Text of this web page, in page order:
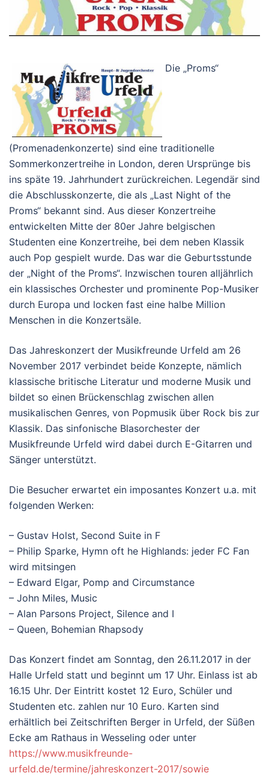
Die „Proms“
(Promenadenkonzerte) sind eine traditionelle
Sommerkonzertreihe in London, deren Ursprünge bis
ins späte 19. Jahrhundert zurückreichen. Legendär sind
die Abschlusskonzerte, die als „Last Night of the
Proms“ bekannt sind. Aus dieser Konzertreihe
entwickelten Mitte der 80er Jahre belgischen
Studenten eine Konzertreihe, bei dem neben Klassik
auch Pop gespielt wurde. Das war die Geburtsstunde
der „Night of the Proms“. Inzwischen touren alljährlich
ein klassisches Orchester und prominente Pop-Musiker
durch Europa und locken fast eine halbe Million
Menschen in die Konzertsäle.
Das Jahreskonzert der Musikfreunde Urfeld am 26
November 2017 verbindet beide Konzepte, nämlich
klassische britische Literatur und moderne Musik und
bildet so einen Brückenschlag zwischen allen
musikalischen Genres, von Popmusik über Rock bis zur
Klassik. Das sinfonische Blasorchester der
Musikfreunde Urfeld wird dabei durch E-Gitarren und
Sänger unterstützt.
Die Besucher erwartet ein imposantes Konzert u.a. mit
folgenden Werken:
– Gustav Holst, Second Suite in F
– Philip Sparke, Hymn oft he Highlands: jeder FC Fan
wird mitsingen
– Edward Elgar, Pomp and Circumstance
– John Miles, Music
– Alan Parsons Project, Silence and I
– Queen, Bohemian Rhapsody
Das Konzert findet am Sonntag, den 26.11.2017 in der
Halle Urfeld statt und beginnt um 17 Uhr. Einlass ist ab
16.15 Uhr. Der Eintritt kostet 12 Euro, Schüler und
Studenten etc. zahlen nur 10 Euro. Karten sind
erhältlich bei Zeitschriften Berger in Urfeld, der Süßen
Ecke am Rathaus in Wesseling oder unter
https://www.musikfreunde-
urfeld.de/termine/jahreskonzert-2017/sowie